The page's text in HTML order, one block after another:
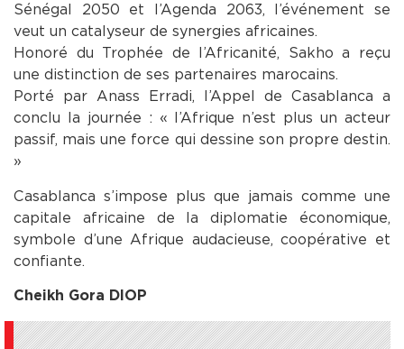
Sénégal 2050 et l’Agenda 2063, l’événement se
veut un catalyseur de synergies africaines.
Honoré du Trophée de l’Africanité, Sakho a reçu
une distinction de ses partenaires marocains.
Porté par Anass Erradi, l’Appel de Casablanca a
conclu la journée : « l’Afrique n’est plus un acteur
passif, mais une force qui dessine son propre destin.
»
Casablanca s’impose plus que jamais comme une
capitale africaine de la diplomatie économique,
symbole d’une Afrique audacieuse, coopérative et
confiante.
Cheikh Gora DIOP